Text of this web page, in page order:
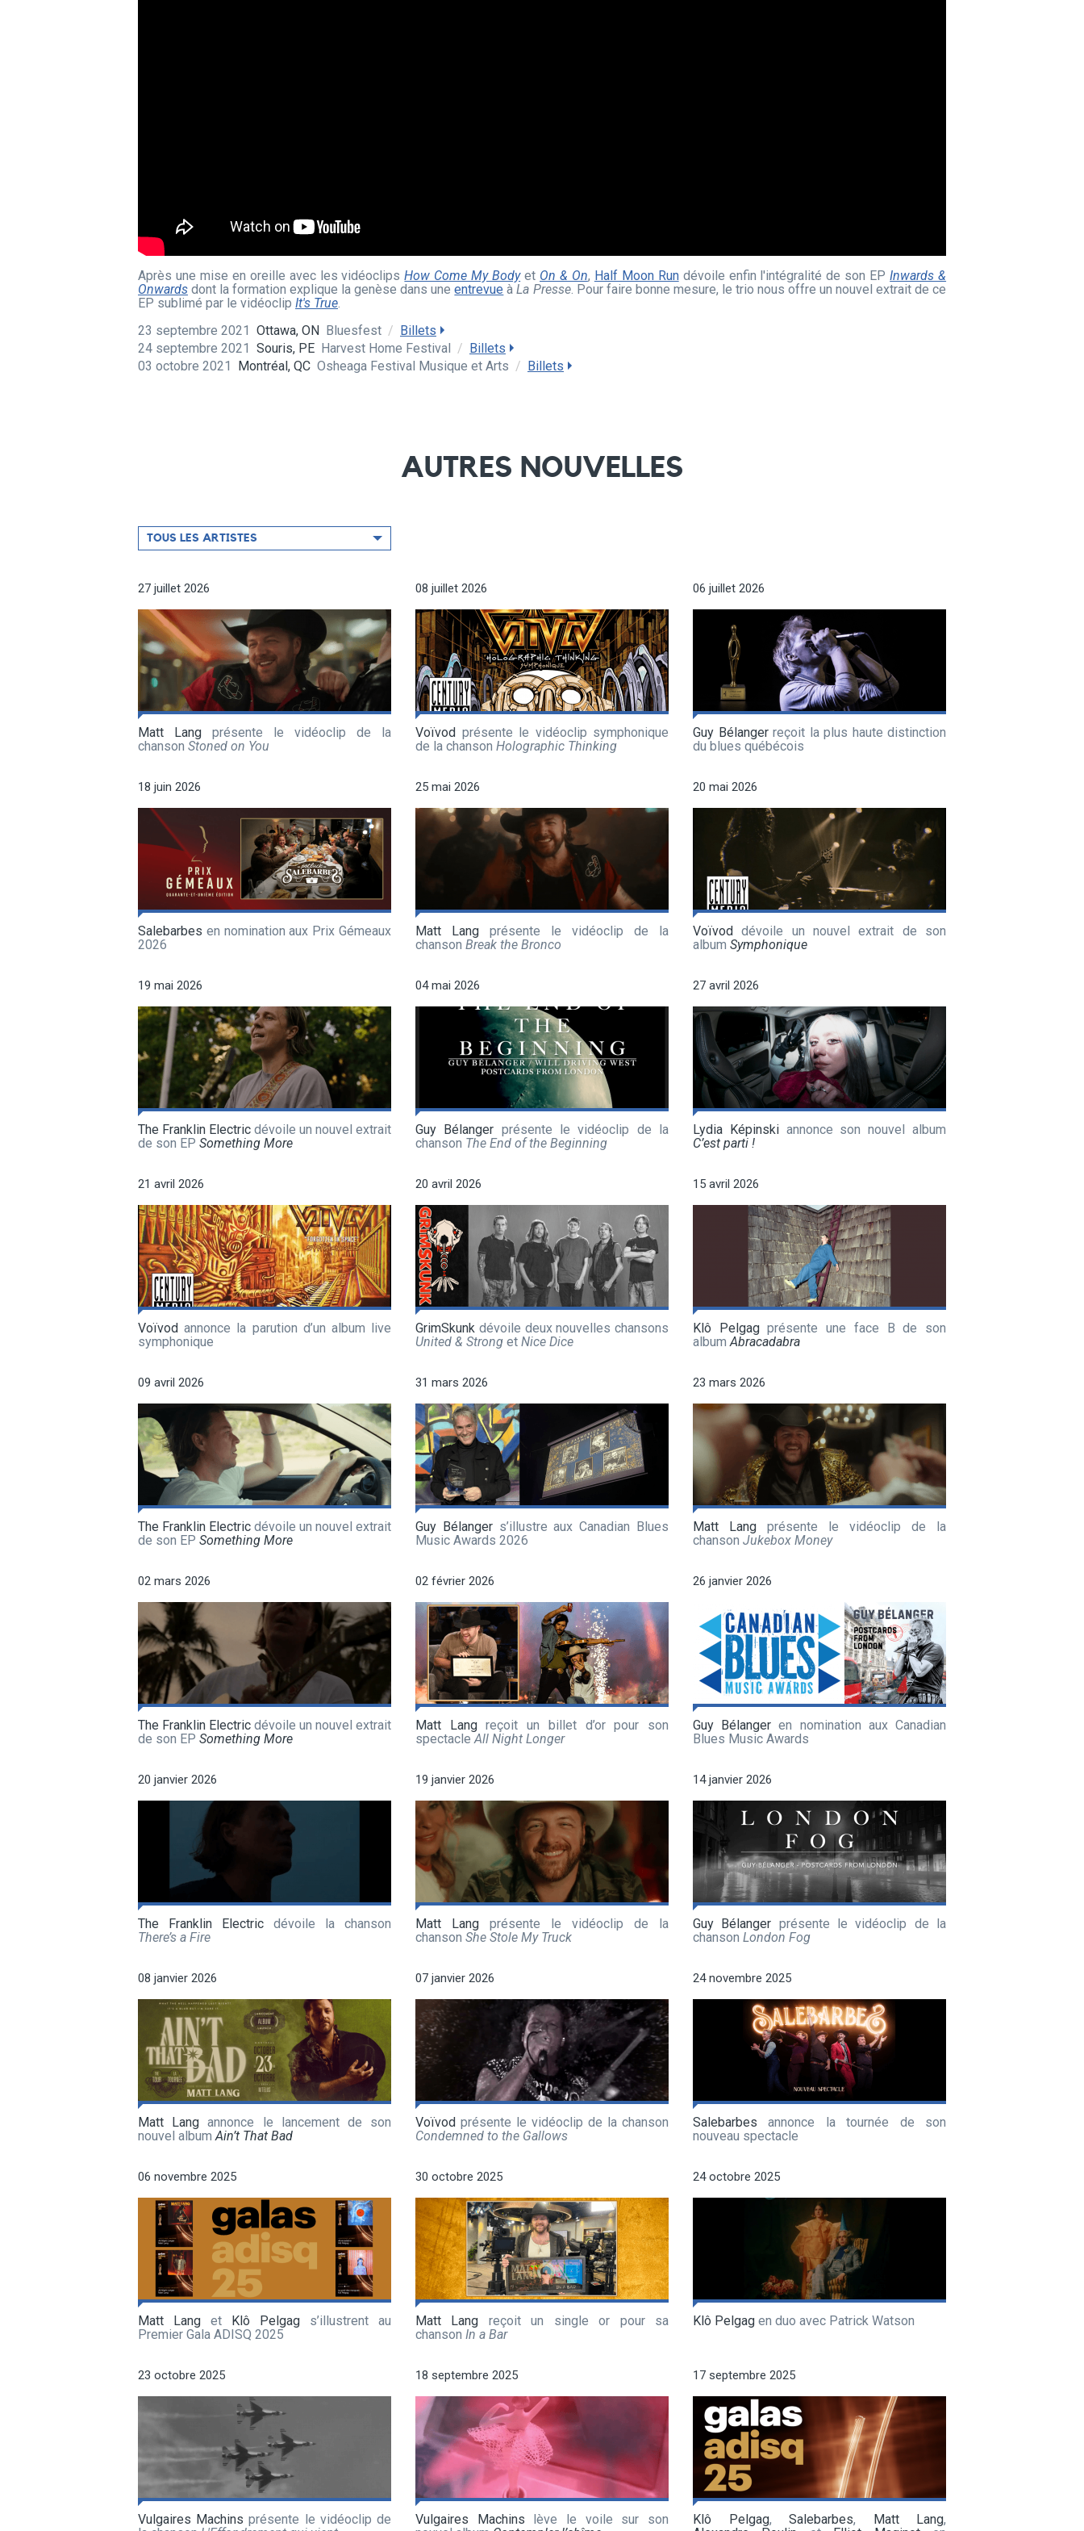
Après une mise en oreille avec les vidéoclipsHow Come My Bodyet On & On, Half Moon Rundévoile enfin l'intégralité de son EPInwards &
Onwards dont la formation explique la genèse dans uneentrevue àLa Presse. Pour faire bonne mesure, le trio nous offre un nouvel extrait de ce
EP sublimé par le vidéoclip It's True
23 septembre 2021 Ottawa, ON Bluesfest / Billets
24 septembre 2021 Souris, PE Harvest Home Festival / Billets
03 octobre 2021
Montréal, QC Osheaga Festival Musique et Arts / Billets
AUTRES NOUVELLES
Filtrer
par
TOUS LES ARTISTES
27 juillet 2026
Matt Lang présente le vidéoclip de la
chanson Stoned on You
08 juillet 2026
Voïvod présente le vidéoclip symphonique
de la chanson Holographic Thinking
06 juillet 2026
Guy Bélangerreçoit la plus haute distinction
du blues québécois
18 juin 2026
Salebarbes en nomination aux Prix Gémeaux
2026
25 mai 2026
Matt Lang présente le vidéoclip de la
chanson Break the Bronco
20 mai 2026
Voïvod dévoile un nouvel extrait de son
album Symphonique
19 mai 2026
The Franklin Electric dévoile un nouvel extrait
de son EP Something More
04 mai 2026
Guy Bélanger présente le vidéoclip de la
chanson The End of the Beginning
27 avril 2026
Lydia Képinskiannonce son nouvel album
C’est parti !
21 avril 2026
Voïvod annonce la parution d’un album live
symphonique
20 avril 2026
GrimSkunk dévoile deux nouvelles chansons
United & Strong et Nice Dice
15 avril 2026
Klô Pelgagprésente une face B de son
album Abracadabra
09 avril 2026
The Franklin Electric dévoile un nouvel extrait
de son EP Something More
31 mars 2026
Guy Bélangers’illustre aux Canadian Blues
Music Awards 2026
23 mars 2026
Matt Lang présente le vidéoclip de la
chanson Jukebox Money
02 mars 2026
The Franklin Electric dévoile un nouvel extrait
de son EP Something More
02 février 2026
Matt Langreçoit un billet d’or pour son
spectacle All Night Longer
26 janvier 2026
Guy Bélanger en nomination aux Canadian
Blues Music Awards
20 janvier 2026
The Franklin Electric dévoile la chanson
There’s a Fire
19 janvier 2026
Matt Lang présente le vidéoclip de la
chanson She Stole My Truck
14 janvier 2026
Guy Bélanger présente le vidéoclip de la
chanson London Fog
08 janvier 2026
Matt Lang annonce le lancement de son
nouvel album Ain’t That Bad
07 janvier 2026
Voïvod présente le vidéoclip de la chanson
Condemned to the Gallows
24 novembre 2025
Salebarbes annonce la tournée de son
nouveau spectacle
06 novembre 2025
Matt Lang et Klô Pelgag s’illustrent au
Premier Gala ADISQ 2025
30 octobre 2025
Matt Lang reçoit un single or pour sa
chanson In a Bar
24 octobre 2025
Klô Pelgag en duo avec Patrick Watson
23 octobre 2025
Vulgaires Machins présente le vidéoclip de
18 septembre 2025
Vulgaires Machins lève le voile sur son
17 septembre 2025
Klô Pelgag, Salebarbes, Matt Lang,